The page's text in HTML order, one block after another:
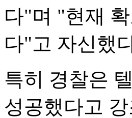
다"며 "현재
다"고 자신했
특히 경찰은
성공했다고